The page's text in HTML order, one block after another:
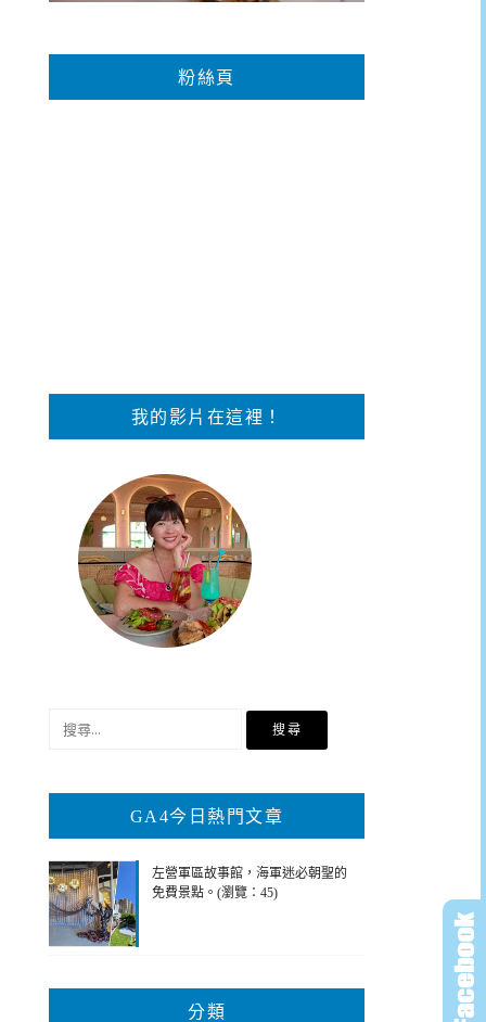
粉絲頁
我的影片在這裡！
鍵
GA4今日熱門文章
左營軍區故事館，海軍迷必朝聖的
免費景點。(瀏覽：45)
分類